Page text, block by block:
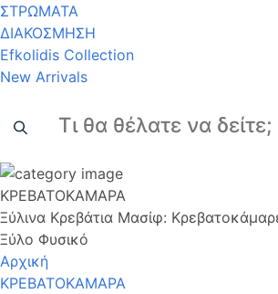
ΣΤΡΩΜΑΤΑ
ΔΙΑΚΟΣΜΗΣΗ
Efkolidis Collection
New Arrivals
ΚΡΕΒΑΤΟΚΑΜΑΡΑ
Ξύλινα Κρεβάτια Μασίφ:
Ξύλο Φυσικό
Αρχική
ΚΡΕΒΑΤΟΚΑΜΑΡΑ